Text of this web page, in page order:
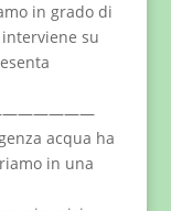
in grado di
su
acqua ha
in una